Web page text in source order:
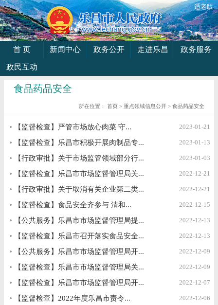
适老版
首 页 新闻中心 政务公开 走进乐昌
政务服务
政民互动
食品药品安全
所在位置：首页 >重点领域信息公开 >食品药品安全
2023-01-21
【监督检查】严管市场放心肉菜 守...
2023-01-13
【监督检查】乐昌市积极开展肉制品专...
2023-01-03
【行政审批】关于市场监管领域部分行...
2022-12-21
【监督检查】乐昌市市场监督管理局关...
2022-12-21
【行政审批】关于取消有关企业第二类...
2022-12-15
【监督检查】食品安全齐参与 清和...
2022-12-13
【公共服务】乐昌市市场监督管理局提...
2022-12-13
【监督检查】乐昌市召开落实食品安全...
2022-12-09
【公共服务】乐昌市市场监督管理局开...
2022-12-09
【监督检查】乐昌市市场监督管理局关...
2022-12-07
【监督检查】乐昌市市场监督管理局开...
2022-12-06
【监督检查】2022年度乐昌市责令...